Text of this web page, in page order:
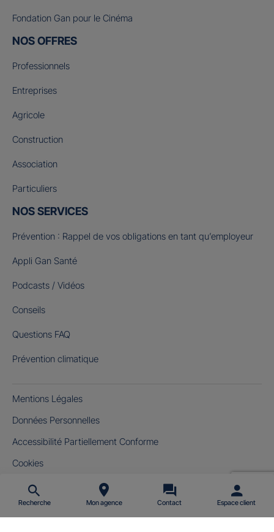
Recherche Mon agence Contact Espace client
Fondation Gan pour le Cinéma
NOS OFFRES
Professionnels
Entreprises
Agricole
Construction
Association
Particuliers
NOS SERVICES
Prévention : Rappel de vos obligations en tant qu’employeur
Appli Gan Santé
Podcasts / Vidéos
Conseils
Questions FAQ
Prévention climatique
Mentions Légales
Données Personnelles
Accessibilité Partiellement Conforme
Cookies
Gérer mes cookies